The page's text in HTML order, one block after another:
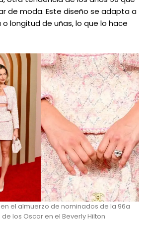
de moda. Este diseño se adapta a
longitud de uñas, lo que lo hace
el almuerzo de nominados de la 96a
los Oscar en el Beverly Hilton